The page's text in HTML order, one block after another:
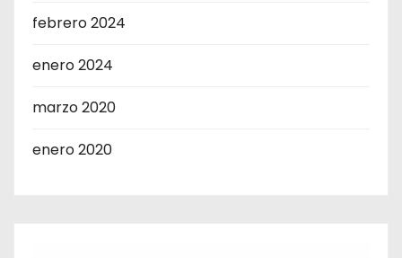
febrero 2024
enero 2024
marzo 2020
enero 2020